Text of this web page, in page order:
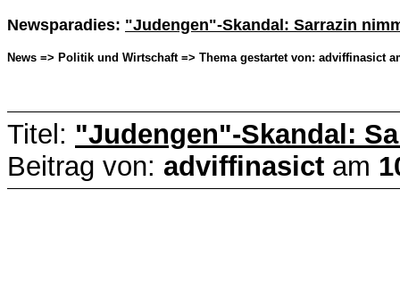
Newsparadies: "Judengen"-Skandal: Sarrazin
News => Politik und Wirtschaft => Thema gestartet von: adviffinasict
Titel: "Judengen"-Skandal:
Beitrag von: adviffinasict am